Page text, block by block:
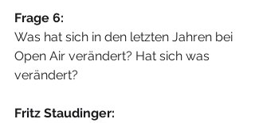
Frage 6:
Was hat sich in den letzten Jahren bei
Open Air verändert? Hat sich was
verändert?
Fritz Staudinger: